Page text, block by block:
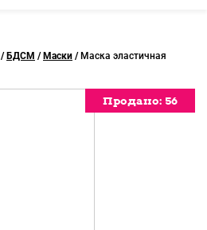
/ БДСМ / Маски / Маска эластичная
Продано: 56
Продано: 56
Продано: 56
Продано: 56
Продано: 56
Продано: 56
Продано: 56
Продано: 56